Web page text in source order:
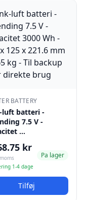
BATTERY
luft batteri -
7.5 V -
…
kr
1-4 dage
Pa lager
Tilføj